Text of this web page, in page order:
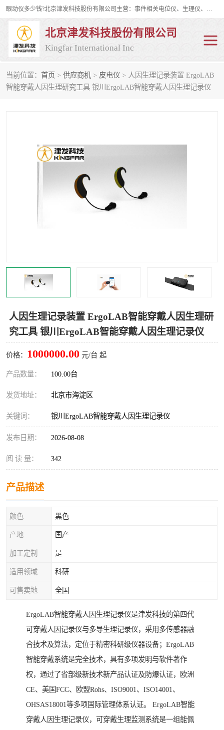
眼动仪多少钱?北京津发科技股份有限公司主营：事件相关电位仪、生理仪、肌电仪、脑电仪、皮电仪、眼动仪；是国家级高新技术企业、科技部认定的科技型中小企业和中关村高新技术企业，具备保密资格，具备自主进出口经营权；自主研发技术、产品与服务荣获多项省部级科学技术奖励、国家发明专利、国家软件著作权和省部级新技术新产品（服务）认证。
北京津发科技股份有限公司
Kingfar International Inc
当前位置： 首页 > 供应商机 > 皮电仪 > 人因生理记录装置 ErgoLAB
智能穿戴人因生理研究工具 银川ErgoLAB智能穿戴人因生理记录仪
人因生理记录装置 ErgoLAB智能穿戴人因生理研
究工具 银川ErgoLAB智能穿戴人因生理记录仪
价格： 1000000.00 元/台 起
产品数量： 100.00台
发货地址： 北京市海淀区
关键词： 银川ErgoLAB智能穿戴人因生理记录仪
发布日期： 2026-08-08
阅 读 量： 342
产品描述
颜色 黑色
产地 国产
加工定制 是
适用领域 科研
可售卖地 全国
ErgoLAB智能穿戴人因生理记录仪是津发科技的第四代
可穿戴人因记录仪与多导生理记录仪，采用多传感器融
合技术及算法，定位于精密科研级仪器设备；ErgoLAB
智能穿戴系统是完全技术，具有多项发明与软件著作
权，通过了省部级新技术新产品认证及防爆认证，欧洲
CE、美国FCC、欧盟Rohs、ISO9001、ISO14001、
OHSAS18001等多项国际管理体系认证。 ErgoLAB智能
穿戴人因生理记录仪，可穿戴生理监测系统是一组能佩
皮电仪 脑电仪
行为观察与表情分析
人机交互实验室
神经营销与消费行为实验